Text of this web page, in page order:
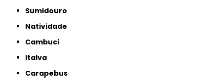
Sumidouro
Natividade
Cambuci
Italva
Carapebus